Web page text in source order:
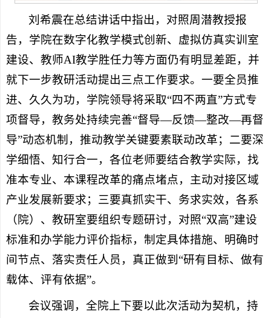
刘希震在总结讲话中指出，对照周潜教授报
告，学院在数字化教学模式创新、虚拟仿真实训室
建设、教师AI教学胜任力等方面仍有明显差距，并
就下一步教研活动提出三点工作要求。一要全员推
进、久久为功，学院领导将采取“四不两直”方式专
项督导，教务处持续完善“督导—反馈—整改—再督
导”动态机制，推动教学关键要素联动改革；二要深
学细悟、知行合一，各位老师要结合教学实际，找
准本专业、本课程改革的痛点堵点，主动对接区域
产业发展新要求；三要真抓实干、务求实效，各系
（院）、教研室要组织专题研讨，对照“双高”建设
标准和办学能力评价指标，制定具体措施、明确时
间节点、落实责任人员，真正做到“研有目标、做有
载体、评有依据”。
会议强调，全院上下要以此次活动为契机，持